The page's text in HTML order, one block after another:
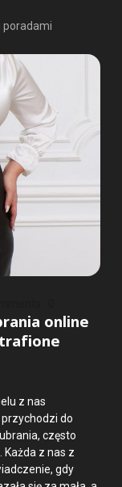
poradami
online
z nas
do
często
Każda z nas z
gdy